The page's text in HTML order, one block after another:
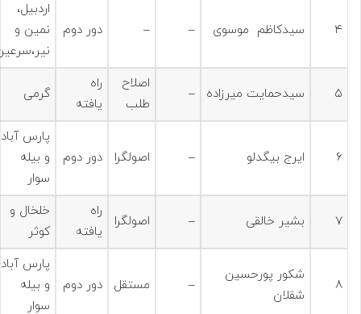
۴ سیدکاظم موسوی –
– دور دوم
اردبیل،
نمین و
۵ سیدحمایت میرزاده –
اصلاح
طلب
راه
یافته
گرمی
۶ ایرج بیگدلو – اصولگرا دور دوم
پارس آباد
و بیله
سوار
۷ بشیر خالقی – اصولگرا
راه
یافته
خلخال و
کوثر
۸
شکور پورحسین
شقلان
– مستقل دور دوم
پارس آباد
و بیله
سوار